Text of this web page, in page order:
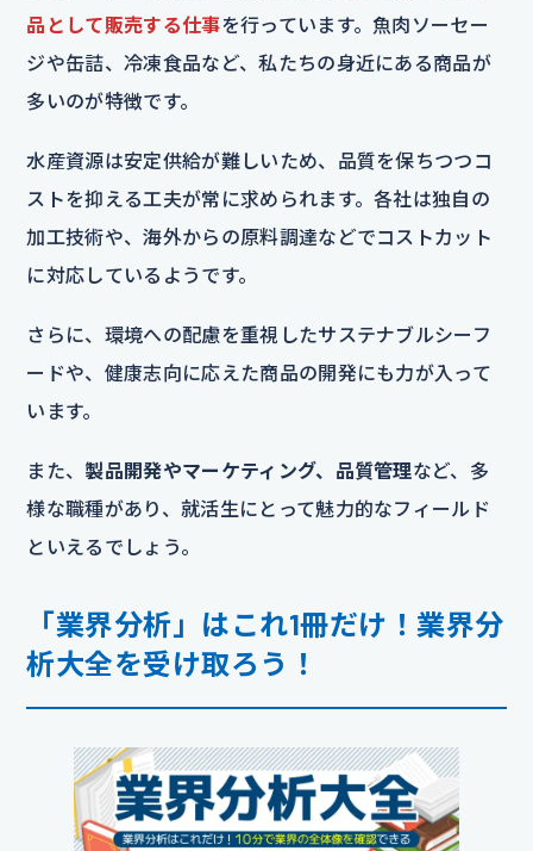
品として販売する仕事を行っています。魚肉ソーセー
ジや缶詰、冷凍食品など、私たちの身近にある商品が
多いのが特徴です。
水産資源は安定供給が難しいため、品質を保ちつつコ
ストを抑える工夫が常に求められます。各社は独自の
加工技術や、海外からの原料調達などでコストカット
に対応しているようです。
さらに、環境への配慮を重視したサステナブルシーフ
ードや、健康志向に応えた商品の開発にも力が入って
います。
また、 製品開発やマーケティング、品質管理など、多
様な職種があり、就活生にとって魅力的なフィールド
といえるでしょう。
「業界分析」はこれ1冊だけ！業界分
析大全を受け取ろう！